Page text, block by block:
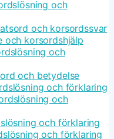
och
och korsordssvar
och korsordshjälp
och
och betydelse
och förklaring
och
och förklaring
och förklaring